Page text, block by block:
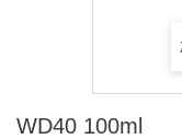
WD40 100ml